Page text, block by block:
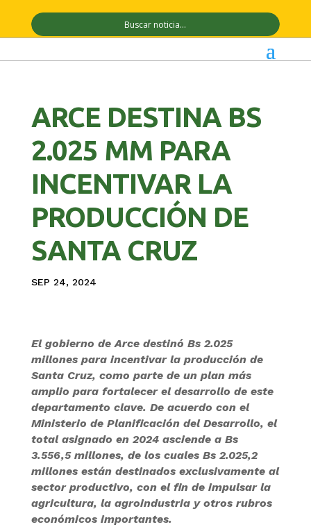
ARCE DESTINA BS
2.025 MM PARA
INCENTIVAR LA
PRODUCCIÓN DE
SANTA CRUZ
SEP 24, 2024
El gobierno de Arce destinó Bs 2.025
millones para incentivar la producción de
Santa Cruz, como parte de un plan más
amplio para fortalecer el desarrollo de este
departamento clave. De acuerdo con el
Ministerio de Planificación del Desarrollo, el
total asignado en 2024 asciende a Bs
3.556,5 millones, de los cuales Bs 2.025,2
millones están destinados exclusivamente al
sector productivo, con el fin de impulsar la
agricultura, la agroindustria y otros rubros
económicos importantes.